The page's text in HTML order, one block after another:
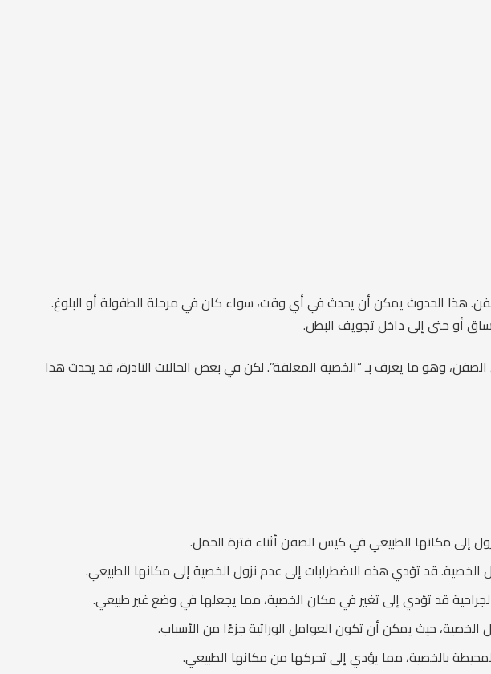
هذا الحدوث يمكن أن يحدث في أي وقت، سواء كان في مرحلة الطفولة أو البلوغ.
أو حتى إلى داخل تجويف البطن.
وهو ما يعرف بـ “الخصية المعلقة”. لكن في بعض الحالات النادرة، قد يحدث هذا
إلى مكانها الطبيعي في كيس الصفن أثناء فترة الحمل.
قد تؤدي هذه الاضطرابات إلى عدم نزول الخصية إلى مكانها الطبيعي.
قد تؤدي إلى تغير في مكان الخصية، مما يجعلها في وضع غير طبيعي.
حيث يمكن أن تكون العوامل الوراثية جزءًا من الأسباب.
بالخصية، مما يؤدي إلى تحركها من مكانها الطبيعي.